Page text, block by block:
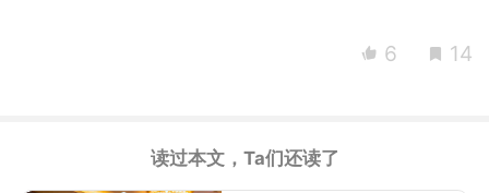
6 14
读过本文，Ta们还读了